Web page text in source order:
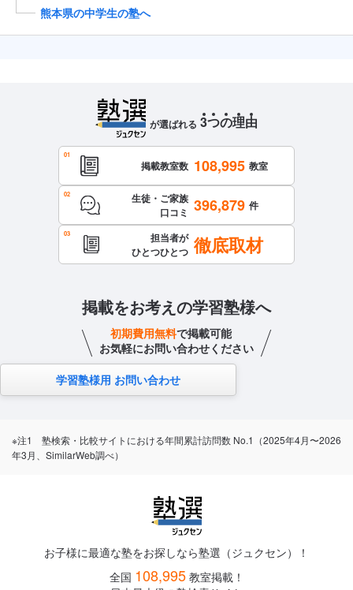
熊本県の中学生の塾へ
が選ばれる 3つの理由
掲載教室数 108,995 教室
生徒・ご家族
口コミ 396,879 件
担当者が
ひとつひとつ 徹底取材
掲載をお考えの学習塾様へ
初期費用無料で掲載可能
お気軽にお問い合わせください
学習塾様用 お問い合わせ
※注1 塾検索・比較サイトにおける年間累計訪問数 No.1（2025年4月〜2026
年3月、SimilarWeb調べ）
お子様に最適な塾をお探しなら塾選（ジュクセン）！
全国 108,995 教室掲載！